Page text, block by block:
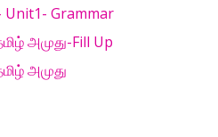
Unit1- Grammar
அமுது-Fill Up
அமுது